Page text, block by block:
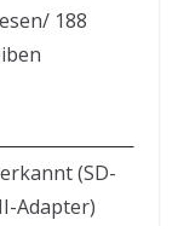
188
(SD-
Adapter)